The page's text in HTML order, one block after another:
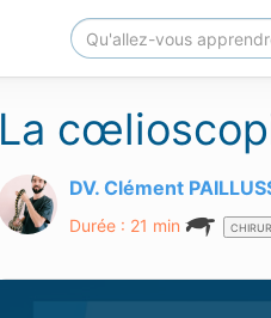
La
DV. Clément
Durée : 21 min